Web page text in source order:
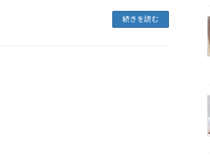
続きを読む